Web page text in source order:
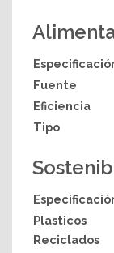
Fuente
Eficiencia
Tipo
Plasticos
Reciclados